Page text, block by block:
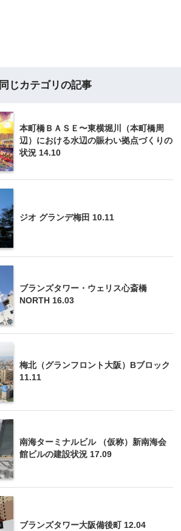
同じカテゴリの記事
本町橋ＢＡＳＥ〜東横堀川（本町橋周
辺）における水辺の賑わい拠点づくりの
状況 14.10
ジオ グランデ梅田 10.11
ブランズタワー・ウェリス心斎橋
NORTH 16.03
梅北（グランフロント大阪）Bブロック
11.11
南海ターミナルビル （仮称）新南海会
館ビルの建設状況 17.09
ブランズタワー大阪備後町 12.04